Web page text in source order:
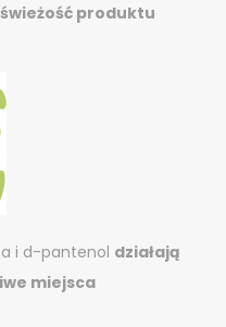
produktu
i d-pantenol działają
miejsca